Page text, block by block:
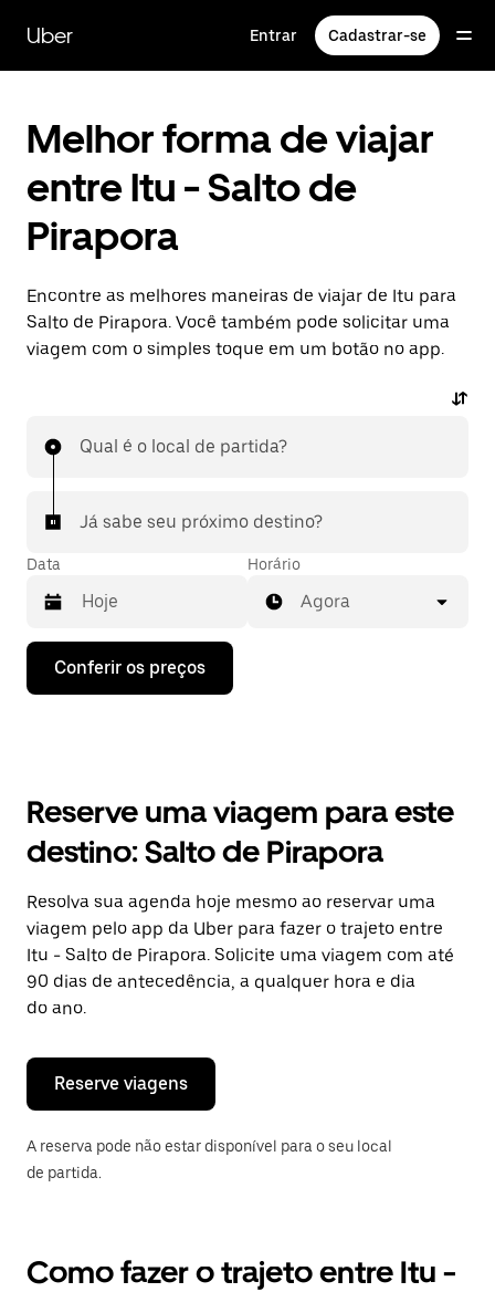
para
conteúdo
Uber Entrar Cadastrar-se
Melhor forma de viajar
entre Itu - Salto de
Pirapora
Encontre as melhores maneiras de viajar de Itu para
Salto de Pirapora. Você também pode solicitar uma
viagem com o simples toque em um botão no app.
Qual é o local de partida?
Já sabe seu próximo destino?
Data
Pressione
seta
o
e
uma
data.
Pressione
a
tecla
“ESC”
para
o
calendário.
Horário
Agora
Conferir os preços
Reserve uma viagem para este
destino: Salto de Pirapora
Resolva sua agenda hoje mesmo ao reservar uma
viagem pelo app da Uber para fazer o trajeto entre
Itu - Salto de Pirapora. Solicite uma viagem com até
90 dias de antecedência, a qualquer hora e dia
do ano.
Reserve viagens
A reserva pode não estar disponível para o seu local
de partida.
Como fazer o trajeto entre Itu -